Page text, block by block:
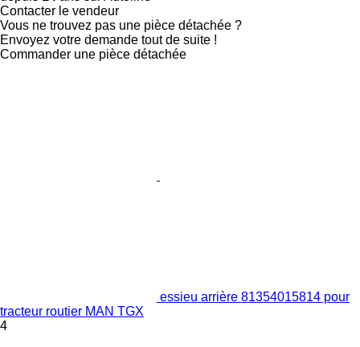
Contacter le vendeur
Vous ne trouvez pas une pièce détachée ?
Envoyez votre demande tout de suite !
Commander une pièce détachée
essieu arrière 81354015814 pour
tracteur routier MAN TGX
4